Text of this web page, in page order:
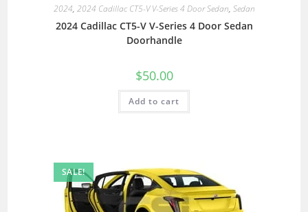
2024, 2024 Cadillac CT5-V V-Series 4 Door Sedan, Sedan
2024 Cadillac CT5-V V-Series 4 Door Sedan
Doorhandle
$50.00
Add to cart
SALE!